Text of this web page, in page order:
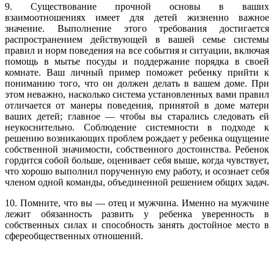
9. Существование прочной основы в ваших
взаимоотношениях имеет для детей жизненно важное
значение. Выполнение этого требования достигается
распространением действующей в вашей семье системы
правил и норм поведения на все события и ситуации, включая
помощь в мытье посуды и поддержание порядка в своей
комнате. Ваш личный пример поможет ребенку прийти к
пониманию того, что он должен делать в вашем доме. При
этом неважно, насколько система установленных вами правил
отличается от манеры поведения, принятой в доме матери
ваших детей; главное — чтобы вы старались следовать ей
неукоснительно. Соблюдение системности в подходе к
решению возникающих проблем рождает у ребенка ощущение
собственной значимости, собственного достоинства. Ребенок
гордится собой больше, оценивает себя выше, когда чувствует,
что хорошо выполнил порученную ему работу, и осознает себя
членом одной команды, объединенной решением общих задач.
10. Помните, что вы — отец и мужчина. Именно на мужчине
лежит обязанность развить у ребенка уверенность в
собственных силах и способность занять достойное место в
сфереобщественных отношений.